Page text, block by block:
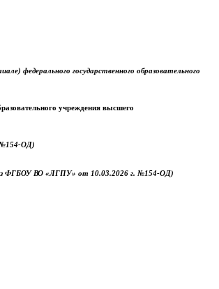
федерального государственного образовательного
учреждения высшего
ОД)
ФГБОУ ВО «ЛГПУ» от 10.03.2026 г. №154-ОД)